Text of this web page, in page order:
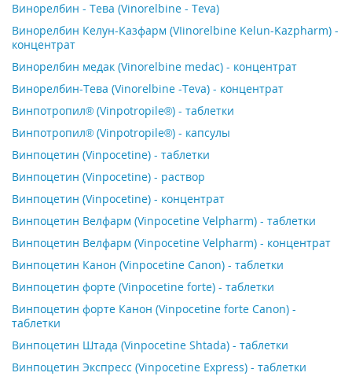
Винорелбин - Тева (Vinorelbine - Teva)
Винорелбин Келун-Казфарм (VIinorelbine Kelun-Kazpharm) -
концентрат
Винорелбин медак (Vinorelbine medac) - концентрат
Винорелбин-Тева (Vinorelbine -Teva) - концентрат
Винпотропил® (Vinpotropile®) - таблетки
Винпотропил® (Vinpotropile®) - капсулы
Винпоцетин (Vinpocetine) - таблетки
Винпоцетин (Vinpocetine) - раствор
Винпоцетин (Vinpocetine) - концентрат
Винпоцетин Велфарм (Vinpocetine Velpharm) - таблетки
Винпоцетин Велфарм (Vinpocetine Velpharm) - концентрат
Винпоцетин Канон (Vinpocetine Canon) - таблетки
Винпоцетин форте (Vinpocetine forte) - таблетки
Винпоцетин форте Канон (Vinpocetine forte Canon) -
таблетки
Винпоцетин Штада (Vinpocetine Shtada) - таблетки
Винпоцетин Экспресс (Vinpocetine Express) - таблетки